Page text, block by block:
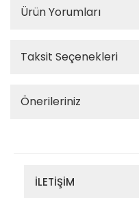
Ürün Yorumları
Taksit Seçenekleri
Önerileriniz
İLETİŞİM